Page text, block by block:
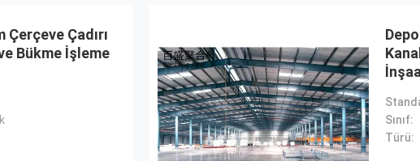
Çerçeve Çadırı
ve Bükme İşleme
Sınıf:
Türü: